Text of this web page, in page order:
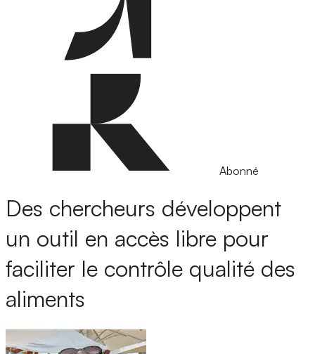
Abonné
Des chercheurs développent
un outil en accès libre pour
faciliter le contrôle qualité des
aliments